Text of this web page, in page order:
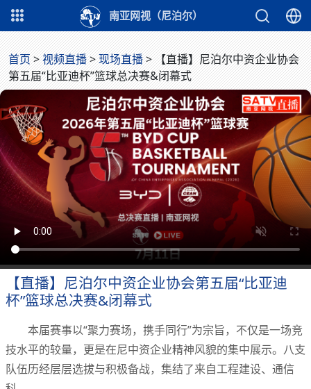
南亚网视（尼泊尔）
首页>视频直播>现场直播>【直播】尼泊尔中资企业协会
第五届“比亚迪杯”篮球总决赛&闭幕式
【直播】尼泊尔中资企业协会第五届“比亚迪
杯”篮球总决赛&闭幕式
本届赛事以“聚力赛场，携手同行”为宗旨，不仅是一场竞
技水平的较量，更是在尼中资企业精神风貌的集中展示。八支
队伍历经层层选拔与积极备战，集结了来自工程建设、通信